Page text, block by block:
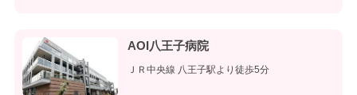
AOI八王子病院
ＪＲ中央線 八王子駅より徒歩5分